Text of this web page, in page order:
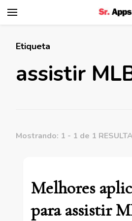
Etiqueta
assistir
Mostrando: 1 - 1 de 1
Melhores
para assistir